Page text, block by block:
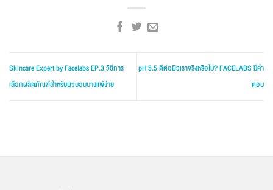
Skincare Expert by Facelabs EP.3 วิธีการ
เลือกผลิตภัณฑ์สำหรับผิวบอบบางแพ้ง่าย
pH 5.5 ดีต่อผิวเราจริงหรือไม่? FACELABS มีคำ
ตอบ